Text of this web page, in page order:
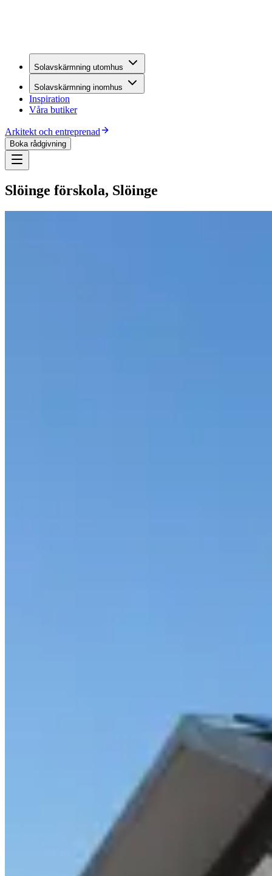
Solavskärmning utomhus
Solavskärmning inomhus
Inspiration
Våra butiker
Arkitekt och entreprenad
Boka rådgivning
Slöinge förskola, Slöinge